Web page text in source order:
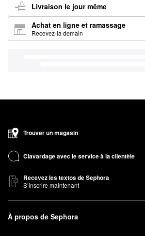
Livraison le jour même
Achat en ligne et ramassage
Recevez-la demain
Trouver un magasin
Clavardage avec le service à la clientèle
Recevez les textos de Sephora
S’inscrire maintenant
À propos de Sephora